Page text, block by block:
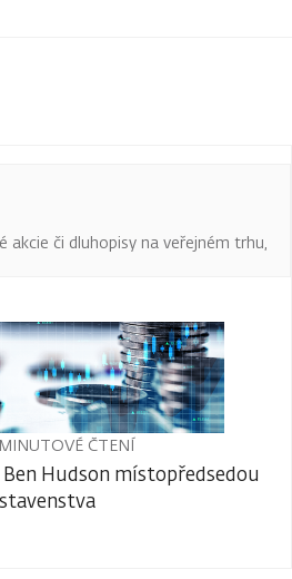
či dluhopisy na veřejném trhu,
ČTENÍ
Ben Hudson místopředsedou